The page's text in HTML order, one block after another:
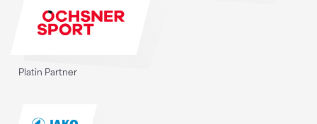
Platin Partner